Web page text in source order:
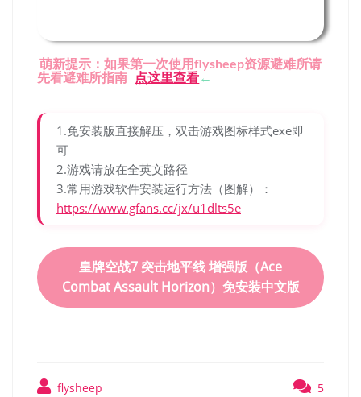
萌新提示：如果第一次使用flysheep资源避难所请
先看避难所指南 点这里查看←
1.免安装版直接解压，双击游戏图标样式exe即
可
2.游戏请放在全英文路径
3.常用游戏软件安装运行方法（图解）：
https://www.gfans.cc/jx/u1dlts5e
皇牌空战7 突击地平线 增强版（Ace
Combat Assault Horizon）免安装中文版
flysheep 5